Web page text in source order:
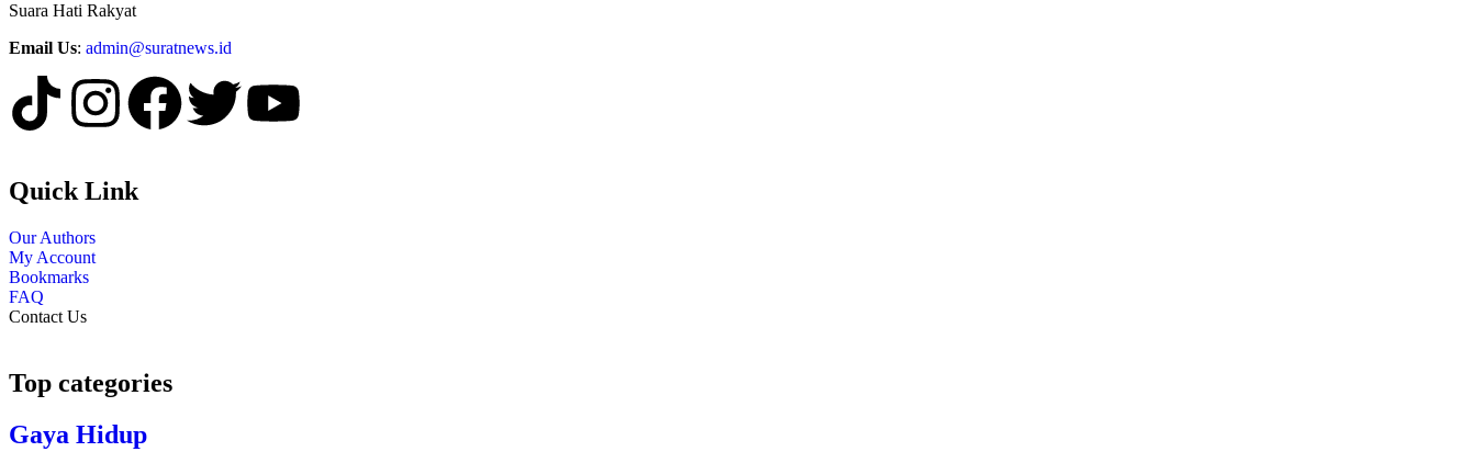
Suara Hati Rakyat
Email Us: admin@suratnews.id
Quick Link
Our Authors
My Account
Bookmarks
FAQ
Contact Us
Top categories
Gaya Hidup